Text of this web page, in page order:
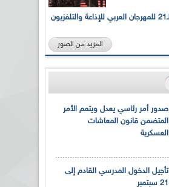
بالصور... الدورة الـ21 للمهرجان العربي للإذاعة والتلفزيون
المزيد من الصور
صدور أمر رئاسي يعدل ويتمم الأمر
المتضمن قانون المعاشات
العسكرية
تأجيل الدخول المدرسي القادم إلى
21 سبتمبر